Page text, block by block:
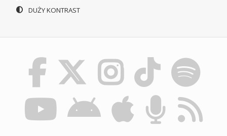
DUŻY KONTRAST